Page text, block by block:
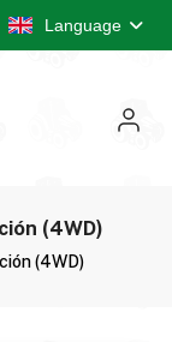
Language
(4WD)
(4WD)